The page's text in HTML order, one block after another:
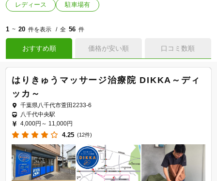
レディース
駐車場有
1 ~ 20 件を表示 全 56 件
おすすめ順 価格が安い順 口コミ数順
はりきゅうマッサージ治療院 DIKKA～ディ
ッカ～
千葉県八千代市萱田2233-6
八千代中央駅
4,000円～ 11,000円
4.25 (12件)